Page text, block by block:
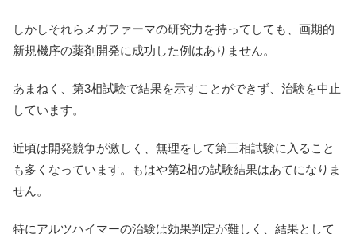
しかしそれらメガファーマの研究力を持ってしても、画期的
新規機序の薬剤開発に成功した例はありません。
あまねく、第3相試験で結果を示すことができず、治験を中止
しています。
近頃は開発競争が激しく、無理をして第三相試験に入ること
も多くなっています。もはや第2相の試験結果はあてになりま
せん。
特にアルツハイマーの治験は効果判定が難しく、結果として